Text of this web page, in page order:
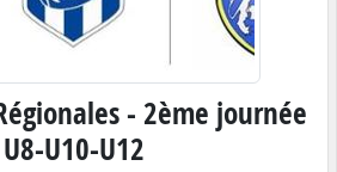
- 2ème journée
U8-U10-U12